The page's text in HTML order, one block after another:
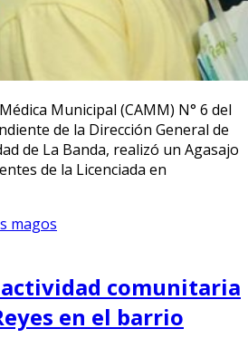
Municipal (CAMM) N° 6 del
de la Dirección General de
de La Banda, realizó un Agasajo
de la Licenciada en
magos
actividad comunitaria
en el barrio